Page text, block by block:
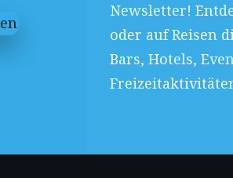
Newsletter!
oder auf Reisen
Bars, Hotels,